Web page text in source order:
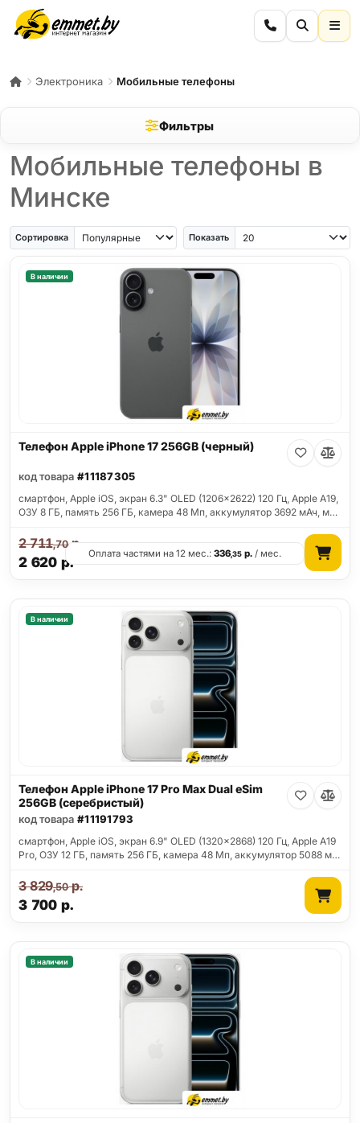
Электроника Мобильные телефоны
Фильтры
Мобильные телефоны в
Минске
iPhone AiriPhone SESamsung Galaxy A56Samsung Galaxy A57 iPhone 17
Сортировка Показать
В наличии
Телефон Apple iPhone 17 256GB (черный)
код товара #11187305
смартфон, Apple iOS, экран 6.3" OLED (1206x2622) 120 Гц, Apple A19,
ОЗУ 8 ГБ, память 256 ГБ, камера 48 Мп, аккумулятор 3692 мАч, м…
2 620 р.
2 711,70р.
Оплата частями на 12 мес.:336,35 р. / мес.
В наличии
Телефон Apple iPhone 17 Pro Max Dual eSim
256GB (серебристый)
код товара #11191793
смартфон, Apple iOS, экран 6.9" OLED (1320x2868) 120 Гц, Apple A19
Pro, ОЗУ 12 ГБ, память 256 ГБ, камера 48 Мп, аккумулятор 5088 м…
3 700 р.
3 829,50р.
В наличии